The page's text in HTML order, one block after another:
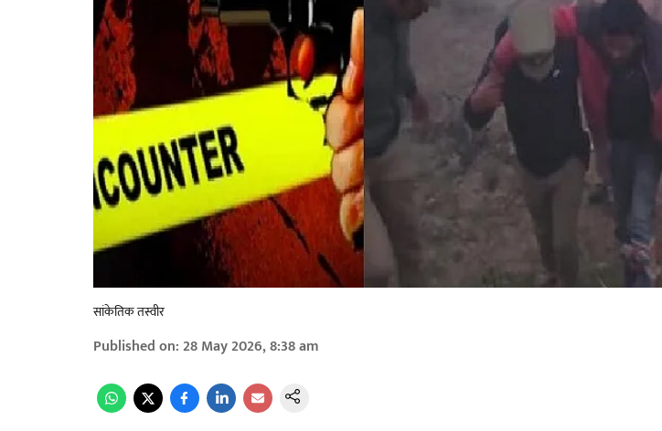
सांकेतिक तस्वीर
Published on:28 May 2026, 8:38 am